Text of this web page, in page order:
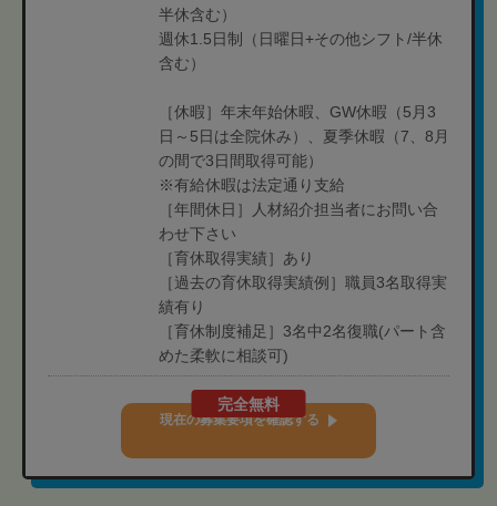
半休含む）
週休1.5日制（日曜日+その他シフト/半休
含む）
［休暇］年末年始休暇、GW休暇（5月3
日～5日は全院休み）、夏季休暇（7、8月
の間で3日間取得可能）
※有給休暇は法定通り支給
［年間休日］人材紹介担当者にお問い合
わせ下さい
［育休取得実績］あり
［過去の育休取得実績例］職員3名取得実
績有り
［育休制度補足］3名中2名復職(パート含
めた柔軟に相談可)
完全無料
現在の募集要項を確認する